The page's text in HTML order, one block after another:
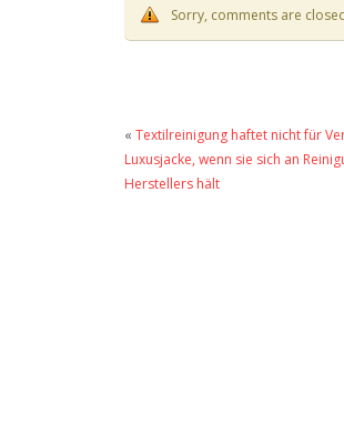
Sorry, comments are
« Textilreinigung haftet nicht für
Luxusjacke, wenn sie sich an
Herstellers hält